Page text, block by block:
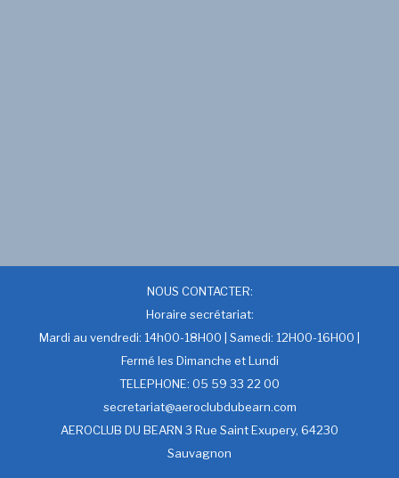
NOUS CONTACTER:
Horaire secrétariat:
Mardi au vendredi: 14h00-18H00 | Samedi: 12H00-16H00 |
Fermé les Dimanche et Lundi
TELEPHONE: 05 59 33 22 00
secretariat@aeroclubdubearn.com
AEROCLUB DU BEARN 3 Rue Saint Exupery, 64230
Sauvagnon